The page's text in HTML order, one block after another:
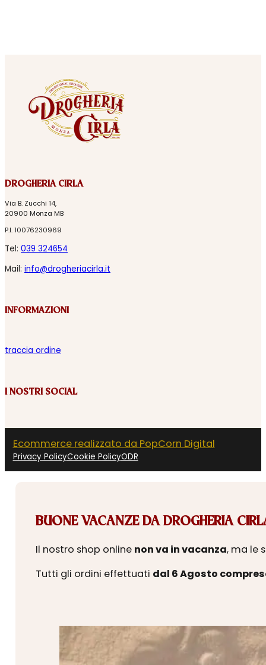
DROGHERIA CIRLA
Via B. Zucchi 14,
20900 Monza MB
P.I. 10076230969
Tel: 039 324654
Mail: info@drogheriacirla.it
INFORMAZIONI
traccia ordine
I NOSTRI SOCIAL
Ecommerce realizzato da PopCorn Digital
Privacy PolicyCookie PolicyODR
BUONE VACANZE DA DROGHERIA
Il nostro shop online non va in vacanza, ma le
Tutti gli ordini effettuati dal 6 Agosto